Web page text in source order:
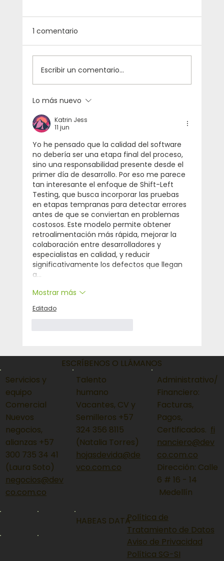
del self-healing en CI/CD
1 comentario
Escribir un comentario...
Lo más nuevo
Katrin Jess
11 jun
Yo he pensado que la calidad del software
no debería ser una etapa final del proceso,
sino una responsabilidad presente desde el
primer día de desarrollo. Por eso me parece
tan interesante el enfoque de Shift-Left
Testing, que busca incorporar las pruebas
en etapas tempranas para detectar errores
antes de que se conviertan en problemas
costosos. Este modelo permite obtener
retroalimentación más rápida, mejorar la
colaboración entre desarrolladores y
especialistas en calidad, y reducir
significativamente los defectos que llegan
a…
Mostrar más
Editado
ESCRÍBENOS O LLÁMANOS
Servicios y
equipo
Comercial
Nuevos
negocios,
alianzas +57
300 735 34 41
(Laura Soto)
negocios@dev
co.com.co
Talento
humano
Vacantes, CV y
Semilleros +57
324 356 8115
(Natalia Torres)
hojasdevida@de
vco.com.co
Administrativo/
Financiero:
Facturas,
Pagos,
Certificados. fi
nanciero@dev
co.com.co
Dirección: Calle
6 # 16 - 14
Medellín
HABEAS DATAPolítica de
Tratamiento de Datos
Aviso de Privacidad
Política SG-SI